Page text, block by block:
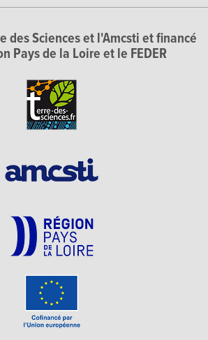
des Sciences et l'Amcsti et financé
Pays de la Loire et le FEDER